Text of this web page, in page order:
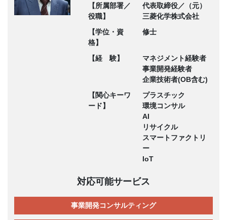
【所属部署／
役職】
代表取締役／（元）
三菱化学株式会社
【学位・資
格】
修士
【経 験】
マネジメント経験者
事業開発経験者
企業技術者(OB含む)
【関心キーワ
ード】
プラスチック
環境コンサル
AI
リサイクル
スマートファクトリ
ー
IoT
対応可能サービス
事業開発コンサルティング